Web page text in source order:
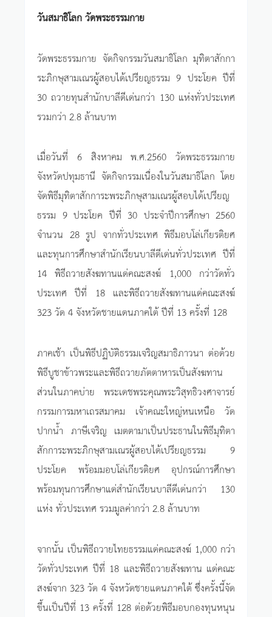
วันสมาธิโลก วัดพระธรรมกาย
วัดพระธรรมกาย จัดกิจกรรมวันสมาธิโลก มุทิตาสักกา
ระภิกษุสามเณรผู้สอบได้เปรียญธรรม 9 ประโยค ปีที่
30 ถวายทุนสำนักบาลีดีเด่นกว่า 130 แห่งทั่วประเทศ
รวมกว่า 2.8 ล้านบาท
เมื่อวันที่ 6 สิงหาคม พ.ศ.2560 วัดพระธรรมกาย
จังหวัดปทุมธานี จัดกิจกรรมเนื่องในวันสมาธิโลก โดย
จัดพิธีมุทิตาสักการะพระภิกษุสามเณรผู้สอบได้เปรียญ
ธรรม 9 ประโยค ปีที่ 30 ประจำปีการศึกษา 2560
จำนวน 28 รูป จากทั่วประเทศ พิธีมอบโล่เกียรติยศ
และทุนการศึกษาสำนักเรียนบาลีดีเด่นทั่วประเทศ ปีที่
14 พิธีถวายสังฆทานแด่คณะสงฆ์ 1,000 กว่าวัดทั่ว
ประเทศ ปีที่ 18 และพิธีถวายสังฆทานแด่คณะสงฆ์
323 วัด 4 จังหวัดชายแดนภาคใต้ ปีที่ 13 ครั้งที่ 128
ภาคเช้า เป็นพิธีปฏิบัติธรรมเจริญสมาธิภาวนา ต่อด้วย
พิธีบูชาข้าวพระและพิธีถวายภัตตาหารเป็นสังฆทาน
ส่วนในภาคบ่าย พระเดชพระคุณพระวิสุทธิวงศาจารย์
กรรมการมหาเถรสมาคม เจ้าคณะใหญ่หนเหนือ วัด
ปากน้ำ ภาษีเจริญ เมตตามาเป็นประธานในพิธีมุทิตา
สักการะพระภิกษุสามเณรผู้สอบได้เปรียญธรรม 9
ประโยค พร้อมมอบโล่เกียรติยศ อุปกรณ์การศึกษา
พร้อมทุนการศึกษาแด่สำนักเรียนบาลีดีเด่นกว่า 130
แห่ง ทั่วประเทศ รวมมูลค่ากว่า 2.8 ล้านบาท
จากนั้น เป็นพิธีถวายไทยธรรมแด่คณะสงฆ์ 1,000 กว่า
วัดทั่วประเทศ ปีที่ 18 และพิธีถวายสังฆทาน แด่คณะ
สงฆ์จาก 323 วัด 4 จังหวัดชายแดนภาคใต้ ซึ่งครั้งนี้จัด
ขึ้นเป็นปีที่ 13 ครั้งที่ 128 ต่อด้วยพิธีมอบกองทุนหนุน